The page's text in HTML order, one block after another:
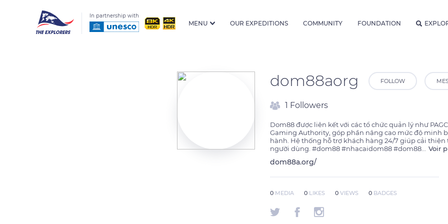
In partnership with
MENU OUR EXPEDITIONS COMMUNITY FOUNDATION
dom88aorg FOLLOW
1 Followers
Dom88 được liên kết với các tổ chức quản lý như
Gaming Authority, góp phần nâng cao mức độ minh
hành. Hệ thống hỗ trợ khách hàng 24/7 giúp cải
người dùng. #dom88 #nhacaidom88 #dom88
Voir
dom88a.org/
0 MEDIA 0 LIKES 0 VIEWS 0 BADGES